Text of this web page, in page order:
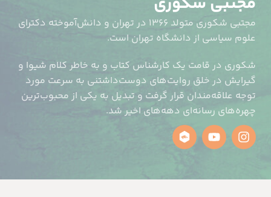
مجتبی شکوری متولد ۱۳۶۶ در تهران و دانش‌آموخته دکترای
علوم سیاسی از دانشگاه تهران است.
شکوری در قامت یک کارشناس کتاب و به خاطر کلام شیوا و
گیرایش در خلق روایت‌های دوست‌داشتنی به سرعت مورد
توجه علاقه‌مندان قرار گرفت و تبدیل به یکی از محبوب‌ترین
چهره‌های رسانه‌ای دهه‌های اخیر شد.